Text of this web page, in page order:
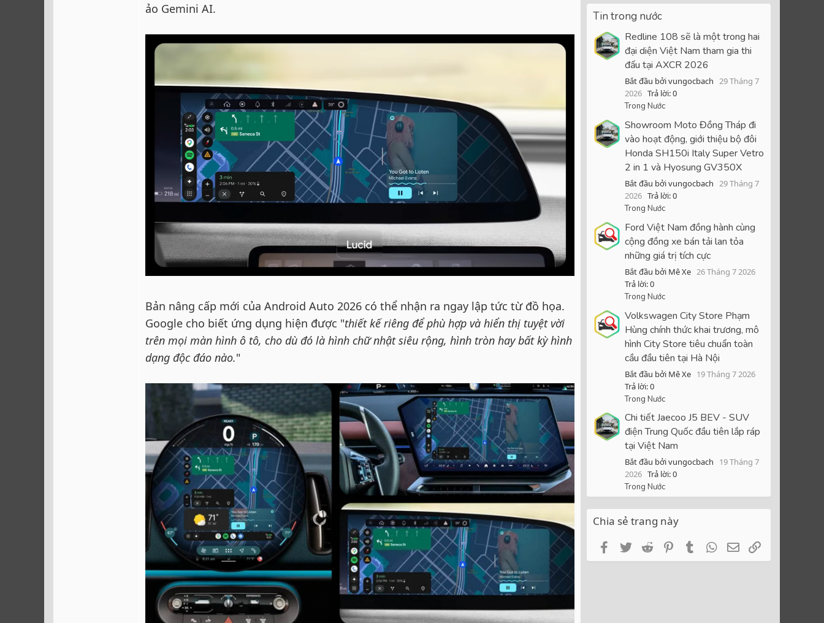
ảo Gemini AI.
Bản nâng cấp mới của Android Auto 2026 có thể nhận ra ngay lập tức từ đồ họa.
Google cho biết ứng dụng hiện được "thiết kế riêng để phù hợp và hiển thị tuyệt vời
trên mọi màn hình ô tô, cho dù đó là hình chữ nhật siêu rộng, hình tròn hay bất kỳ hình
dạng độc đáo nào."
Tin trong nước
Redline 108 sẽ là một trong hai
đại diện Việt Nam tham gia thi
đấu tại AXCR 2026
Bắt đầu bởi vungocbach 29 Tháng 7
2026 Trả lời: 0
Trong Nước
Showroom Moto Đồng Tháp đi
vào hoạt động, giới thiệu bộ đôi
Honda SH150i Italy Super Vetro
2 in 1 và Hyosung GV350X
Bắt đầu bởi vungocbach 29 Tháng 7
2026 Trả lời: 0
Trong Nước
Ford Việt Nam đồng hành cùng
cộng đồng xe bán tải lan tỏa
những giá trị tích cực
Bắt đầu bởi Mê Xe 26 Tháng 7 2026
Trả lời: 0
Trong Nước
Volkswagen City Store Phạm
Hùng chính thức khai trương, mô
hình City Store tiêu chuẩn toàn
cầu đầu tiên tại Hà Nội
Bắt đầu bởi Mê Xe 19 Tháng 7 2026
Trả lời: 0
Trong Nước
Chi tiết Jaecoo J5 BEV - SUV
điện Trung Quốc đầu tiên lắp ráp
tại Việt Nam
Bắt đầu bởi vungocbach
19 Tháng 7
2026 Trả lời: 0
Trong Nước
Chia sẻ trang này
FacebookTwitterRedditPinterestTumblrWhatsApp
Email